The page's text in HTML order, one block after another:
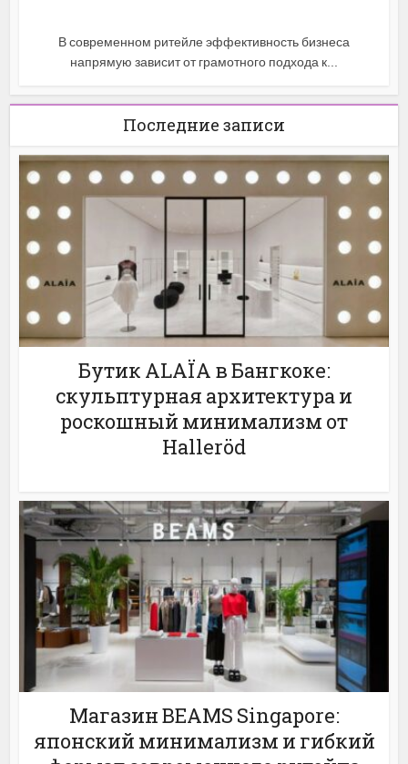
В современном ритейле эффективность бизнеса
напрямую зависит от грамотного подхода к...
Последние записи
Бутик ALAÏA в Бангкоке:
скульптурная архитектура и
роскошный минимализм от
Halleröd
Магазин BEAMS Singapore:
японский минимализм и гибкий